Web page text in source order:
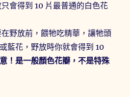
會得到 10 片最普通的白色花
野放前，餵牠吃精華，讓牠頭
藍花，野放時你就會得到 10
意！是一般顏色花瓣，不是特殊